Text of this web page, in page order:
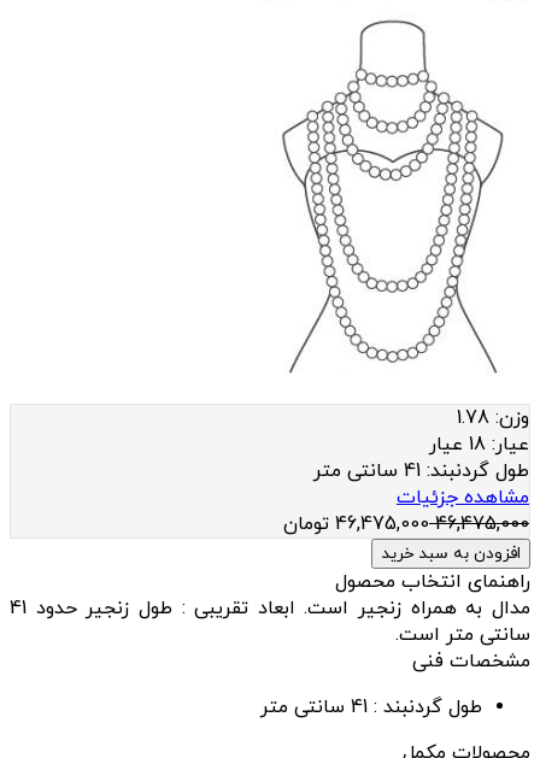
وزن: 1.78
عيار: 18 عیار
طول گردنبند: 41 سانتی متر
مشاهده جزئیات
46,475,000
46,475,000 تومان
افزودن به سبد خرید
راهنمای انتخاب محصول
مدال به همراه زنجیر است. ابعاد تقریبی : طول زنجیر حدود 41
سانتی متر است.
مشخصات فنی
طول گردنبند : 41 سانتی متر